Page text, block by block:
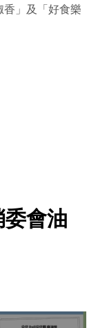
香」及「好食樂
會油